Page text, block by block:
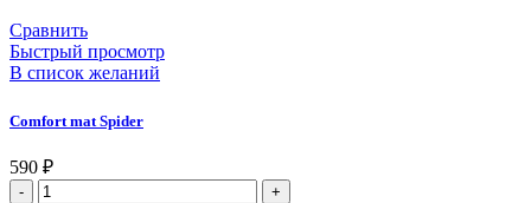
Сравнить
Быстрый просмотр
В список желаний
Comfort mat Spider
590 ₽